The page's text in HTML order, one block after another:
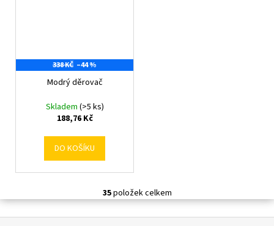
338 KČ –44 %
Modrý děrovač
Skladem (>5 ks)
188,76 Kč
DO KOŠÍKU
O
35položek celkem